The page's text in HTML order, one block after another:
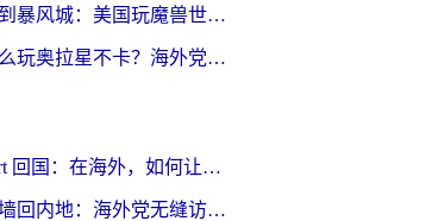
从纽约到暴风城：美国玩魔兽世界，如何找到你的最佳网络航线
日本怎么玩奥拉星不卡？海外党国服游戏加速器选择全攻略
Openwrt 回国：在海外，如何让家的网络触手可及
香港翻墙回内地：海外党无缝访问国内资源的加速器选择全攻略